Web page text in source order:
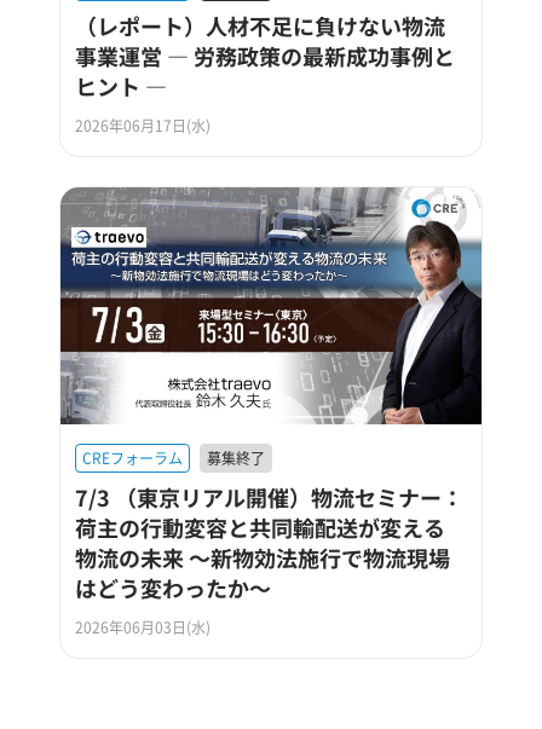
（レポート）人材不足に負けない物流
事業運営 ― 労務政策の最新成功事例と
ヒント ―
2026年06月17日(水)
CREフォーラム 募集終了
7/3 （東京リアル開催）物流セミナー：
荷主の行動変容と共同輸配送が変える
物流の未来 ～新物効法施行で物流現場
はどう変わったか～
2026年06月03日(水)